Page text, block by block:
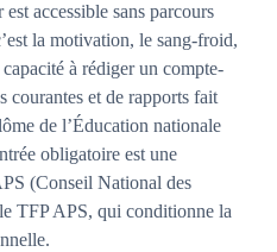
accessible sans parcours
la motivation, le sang-froid,
à rédiger un compte-
courantes et de rapports fait
de l’Éducation nationale
obligatoire est une
(Conseil National des
TFP APS, qui conditionne la